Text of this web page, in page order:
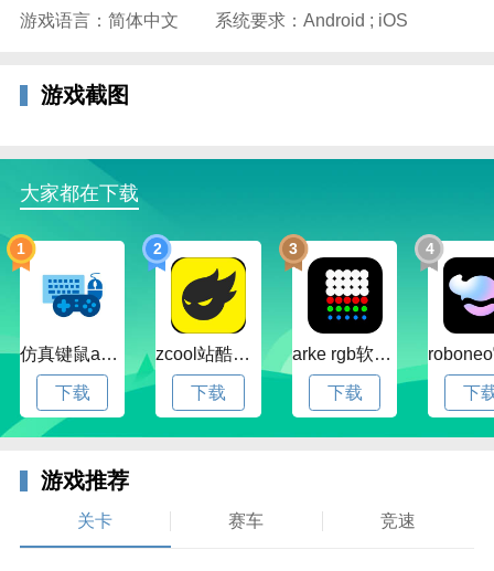
感。
3、操作：多种方式，对端游操作做取舍
游》也针对端游做了相应的还原和简化。刘晶称，他们
梳理了端游的全部操作，划分出核心的基础操作和进阶
系统：轻付费，重社交，重竞技
《QQ飞车手游》的外围系统和其他腾讯系的竞技游戏
类似，设计得比较成熟。在社交层面，玩家可以查找附
近的人，加入车队，和好友互赠金币，一同比赛;在日
常玩法上面，玩家则能通过完成每日任务和主线任务获
QQ飞车手游操作模式
双侧按键
游戏语言：简体中文
系统要求：Android ; iOS
游戏截图
大家都在下载
1
仿真键鼠app官方版下载v1.4.3.58 安卓最新版
下载
2
zcool站酷官方版下载v5.15.0 安卓最新版本
下载
3
arke rgb软件下载v20.0 安卓版
下载
4
下
游戏推荐
关卡 赛车 竞速